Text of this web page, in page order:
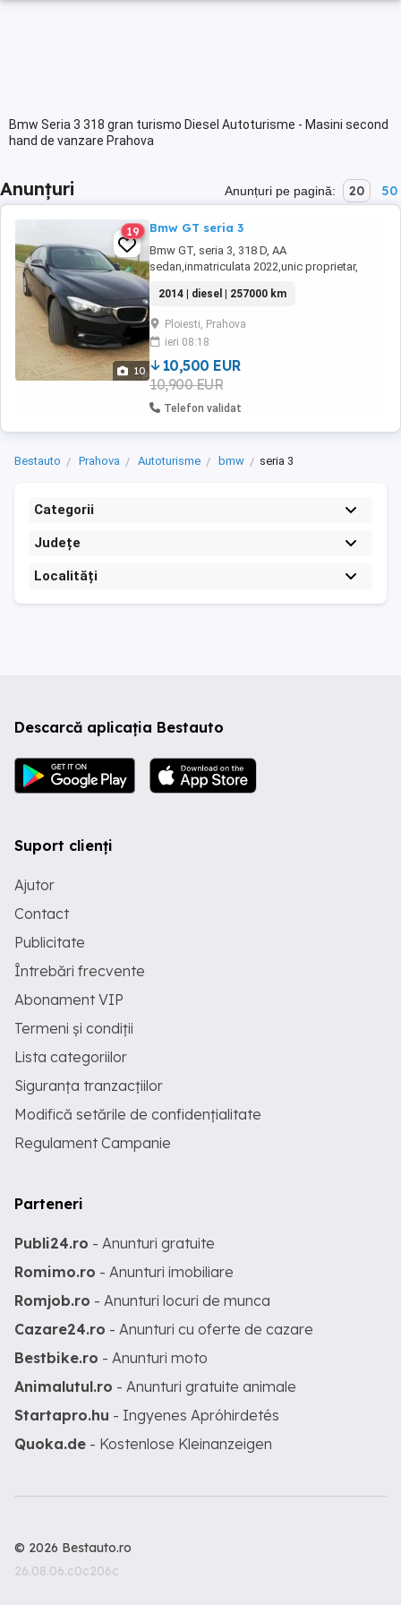
Bmw Seria 3 318 gran turismo Diesel Autoturisme - Masini second
hand de vanzare Prahova
Anunțuri Anunțuri pe pagină: 20 50
10
19 Bmw GT seria 3
Bmw GT, seria 3, 318 D, AA
sedan,inmatriculata 2022,unic proprietar,
blue), 143 cp, cutie viteza 6+1,km
257000verificabili, unic proprietar Belgia,
(adusa la recomandare direct de la proprietar,
a nu se compara cu masinile din parc),
distributie in fata pe ...
2014 | diesel | 257000 km
Ploiesti, Prahova
ieri 08:18
10,500 EUR
10,900 EUR
Telefon validat
Bestauto Prahova Autoturisme bmw seria 3
Categorii
Județe
Localități
Descarcă aplicația Bestauto
Suport clienți
Ajutor
Contact
Publicitate
Întrebări frecvente
Abonament VIP
Termeni și condiții
Lista categoriilor
Siguranța tranzacțiilor
Modifică setările de confidențialitate
Regulament Campanie
Parteneri
Publi24.ro - Anunturi gratuite
Romimo.ro - Anunturi imobiliare
Romjob.ro - Anunturi locuri de munca
Cazare24.ro - Anunturi cu oferte de cazare
Bestbike.ro - Anunturi moto
Animalutul.ro - Anunturi gratuite animale
Startapro.hu - Ingyenes Apróhirdetés
Quoka.de - Kostenlose Kleinanzeigen
© 2026 Bestauto.ro
26.08.06.c0c206c